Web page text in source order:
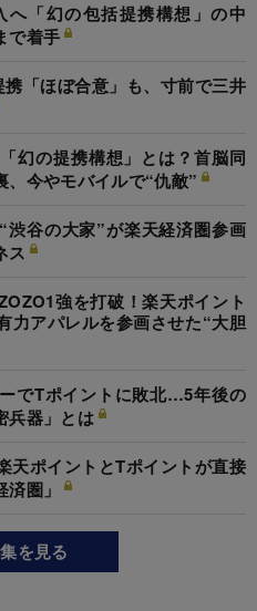
へ「幻の包括提携構想」の中
で着手
「ほぼ合意」も、寸前で三井
幻の提携構想」とは？首脳同
今やモバイルで“仇敵”
谷の大家”が楽天経済圏参画
ス
強を打破！楽天ポイント
力アパレルを参画させた“大胆
でTポイントに敗北…5年後の
兵器」とは
天ポイントとTポイントが直接
圏」
を見る